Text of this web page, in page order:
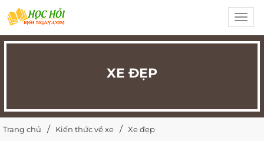
XE ĐẸP
Trang chủ Kiến thức về xe Xe đẹp